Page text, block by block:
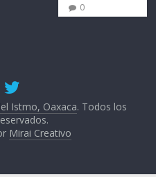
0
Istmo, Oaxaca. Todos los
Mirai Creativo